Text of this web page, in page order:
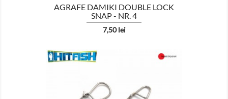
AGRAFE DAMIKI DOUBLE LOCK
SNAP - NR. 4
Pret
7,50 lei